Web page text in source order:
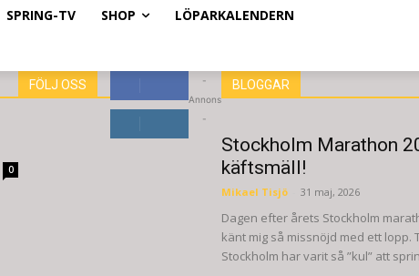
SPRING-TV SHOP LÖPARKALENDERN
0
FÖLJ OSS
8,660 Fans
GILLA
6,714 Följare
-
Annons
-
BLOGGAR
Stockholm Marathon
käftsmäll!
Mikael Tisjö 31 maj, 2026
Dagen efter årets Stockholm
känt mig så missnöjd med ett lopp.
Stockholm har varit så ”kul” att